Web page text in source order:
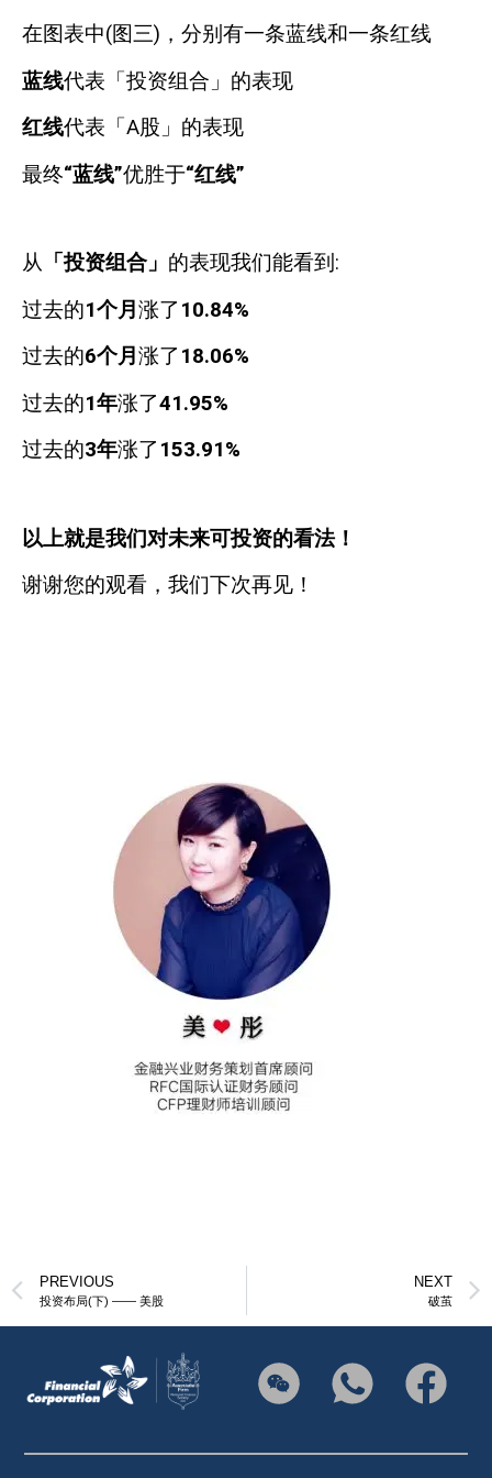
在图表中(图三) ，分别有一条蓝线和一条红线
蓝线代表「投资组合」的表现
红线代表「 A股」的表现
最终“蓝线”优胜于“红线”
从 「投资组合」 的表现我们能看到 :
过去的1个月 涨了 10.84%
过去的6个月 涨了 18.06%
过去的1年涨了41.95%
过去的3年涨了 153.91%
以上就是我们对未来可投资的看法！
谢谢您的观看，我们下次再见！
PREVIOUS
投资布局(下) —— 美股
NEXT
破茧